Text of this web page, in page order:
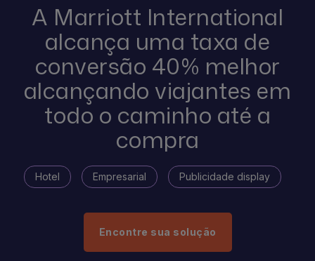
A Marriott International
alcança uma taxa de
conversão 40% melhor
alcançando viajantes em
todo o caminho até a
compra
Hotel Empresarial Publicidade display
Encontre sua solução